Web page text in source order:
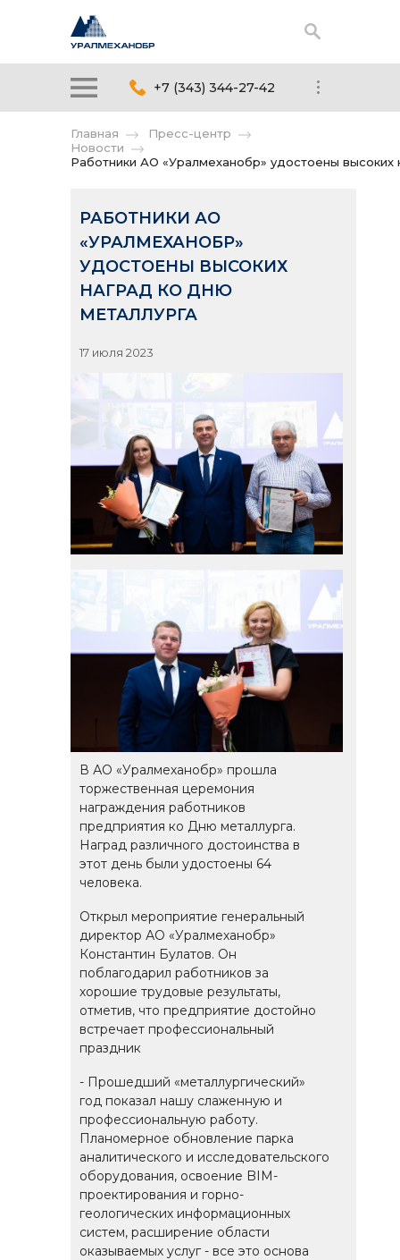
+7 (343) 344-27-42
Главная
Пресс-центр
Новости
Работники АО «Уралмеханобр» удостоены высоких
РАБОТНИКИ АО
«УРАЛМЕХАНОБР»
УДОСТОЕНЫ ВЫСОКИХ
НАГРАД КО ДНЮ
МЕТАЛЛУРГА
17 июля 2023
В АО «Уралмеханобр» прошла
торжественная церемония
награждения работников
предприятия ко Дню металлурга.
Наград различного достоинства в
этот день были удостоены 64
человека.
Открыл мероприятие генеральный
директор АО «Уралмеханобр»
Константин Булатов. Он
поблагодарил работников за
хорошие трудовые результаты,
отметив, что предприятие достойно
встречает профессиональный
праздник
- Прошедший «металлургический»
год показал нашу слаженную и
профессиональную работу.
Планомерное обновление парка
аналитического и исследовательского
оборудования, освоение BIM-
проектирования и горно-
геологических информационных
систем, расширение области
оказываемых услуг - все это основа